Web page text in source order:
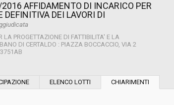
AFFIDAMENTO DI INCARICO PER
DEI LAVORI DI
PROGETTAZIONE DI FATTIBILITA' E LA
DI CERTALDO : PIAZZA BOCCACCIO, VIA 2
ELENCO LOTTI CHIARIMENTI